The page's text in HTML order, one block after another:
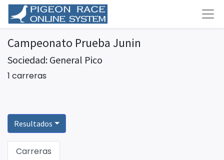
Campeonato Prueba Junin
Sociedad: General Pico
1 carreras
Resultados
Carreras